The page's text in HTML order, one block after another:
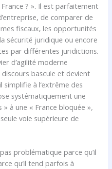
? ». Il est parfaitement
de comparer de
fiscaux, les opportunités
sécurité juridique ou encore
par différentes juridictions.
d’agilité moderne
bascule et devient
simplifie à l’extrême des
systématiquement une
» à une « France bloquée »,
seule voie supérieure de
problématique parce qu’il
qu’il tend parfois à